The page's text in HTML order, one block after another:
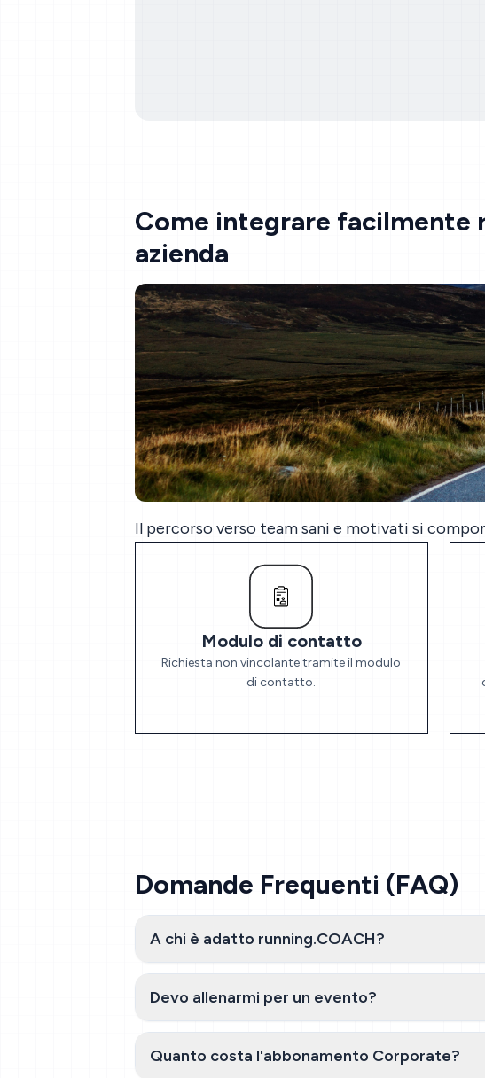
Come integrare facilmente
azienda
Il percorso verso team sani e motivati si
Modulo di contatto
Richiesta non vincolante tramite il modulo
di contatto.
Domande Frequenti (FAQ)
A chi è adatto running.COACH?
Devo allenarmi per un evento?
Quanto costa l'abbonamento Corporate?